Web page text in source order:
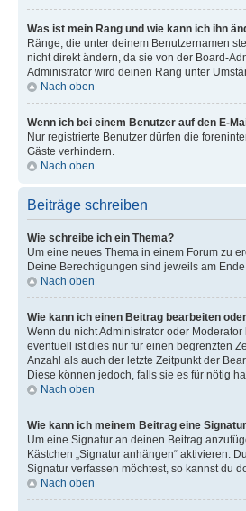
Was ist mein Rang und wie kann ich ihn
Ränge, die unter deinem Benutzernamen
nicht direkt ändern, da sie von der Board-
Administrator wird deinen Rang unter
Nach oben
Wenn ich bei einem Benutzer auf den E-
Nur registrierte Benutzer dürfen die
Gäste verhindern.
Nach oben
Beiträge schreiben
Wie schreibe ich ein Thema?
Um eine neues Thema in einem Forum zu
Deine Berechtigungen sind jeweils am
Nach oben
Wie kann ich einen Beitrag bearbeiten
Wenn du nicht Administrator oder
eventuell ist dies nur für einen begrenzten
Anzahl als auch der letzte Zeitpunkt der
Diese können jedoch, falls sie es für nötig
Nach oben
Wie kann ich meinem Beitrag eine
Um eine Signatur an deinen Beitrag
Kästchen „Signatur anhängen“ aktivieren.
Signatur verfassen möchtest, so kannst du
Nach oben